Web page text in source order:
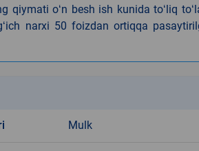
qiymati oʻn besh ish kunida toʻliq
narxi 50 foizdan ortiqqa
Mulk